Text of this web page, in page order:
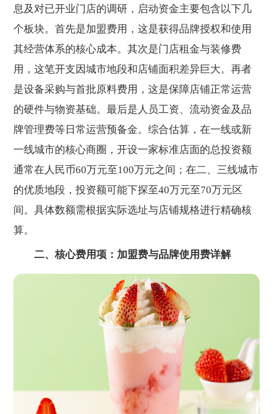
息及对已开业门店的调研，启动资金主要包含以下几
个板块。首先是加盟费用，这是获得品牌授权和使用
其经营体系的核心成本。其次是门店租金与装修费
用，这笔开支因城市地段和店铺面积差异巨大。再者
是设备采购与首批原料费用，这是保障店铺正常运营
的硬件与物资基础。最后是人员工资、流动资金及品
牌管理费等日常运营预备金。综合估算，在一线或新
一线城市的核心商圈，开设一家标准店面的总投资额
通常在人民币60万元至100万元之间；在二、三线城市
的优质地段，投资额可能下探至40万元至70万元区
间。具体数额需根据实际选址与店铺规格进行精确核
算。
二、核心费用项：加盟费与品牌使用费详解